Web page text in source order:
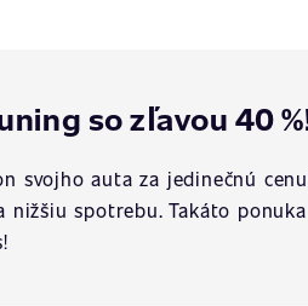
so zľavou 40
svojho auta za jedinečnú
spotrebu. Takáto